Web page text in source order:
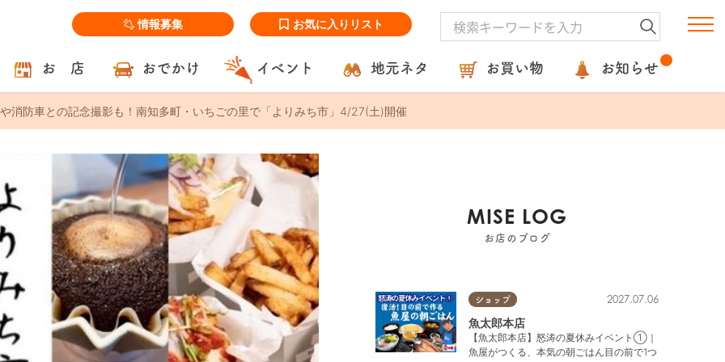
情報募集 お気に入りリスト
お 店 おでかけ イベント 地元ネタ お買い物 お知らせ
消防車との記念撮影も！南知多町・いちごの里で「よりみち市」4/27(土)開催
MISE LOG
お店のブログ
ショップ 2027.07.06
魚太郎本店
【魚太郎本店】怒涛の夏休みイベント①｜
魚屋がつくる、本気の朝ごはん目の前で1つ